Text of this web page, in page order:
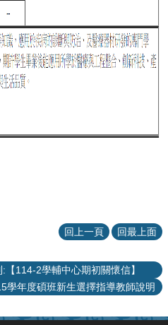
回上一頁 回最上面
:【114-2學輔中心期初關懷信】
學年度碩班新生選擇指導教師說明